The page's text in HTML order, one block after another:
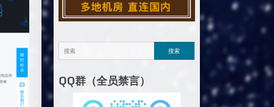
QQ群（全员禁言）